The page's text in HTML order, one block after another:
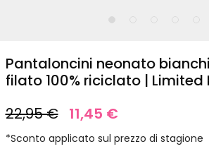
Pantaloncini neonato
filato 100% riciclato | Limited
22,95 € 11,45 €
*Sconto applicato sul prezzo di stagione